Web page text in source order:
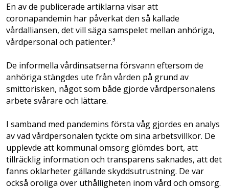
En av de publicerade artiklarna visar att
coronapandemin har påverkat den så kallade
vårdalliansen, det vill säga samspelet mellan anhöriga,
vårdpersonal och patienter.³
De informella vårdinsatserna försvann eftersom de
anhöriga stängdes ute från vården på grund av
smittorisken, något som både gjorde vårdpersonalens
arbete svårare och lättare.
I samband med pandemins första våg gjordes en analys
av vad vårdpersonalen tyckte om sina arbetsvillkor. De
upplevde att kommunal omsorg glömdes bort, att
tillräcklig information och transparens saknades, att det
fanns oklarheter gällande skyddsutrustning. De var
också oroliga över uthålligheten inom vård och omsorg.